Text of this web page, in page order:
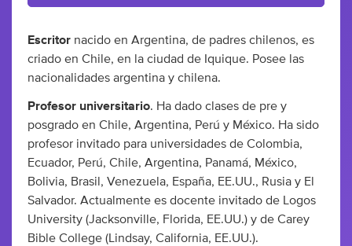
Escritor nacido en Argentina, de padres chilenos, es
criado en Chile, en la ciudad de Iquique. Posee las
nacionalidades argentina y chilena.
Profesor universitario. Ha dado clases de pre y
posgrado en Chile, Argentina, Perú y México. Ha sido
profesor invitado para universidades de Colombia,
Ecuador, Perú, Chile, Argentina, Panamá, México,
Bolivia, Brasil, Venezuela, España, EE.UU., Rusia y El
Salvador. Actualmente es docente invitado de Logos
University (Jacksonville, Florida, EE.UU.) y de Carey
Bible College (Lindsay, California, EE.UU.).